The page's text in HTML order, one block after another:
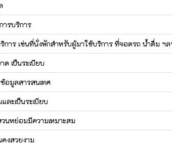
ารบริการ
การ เช่นที่นั่งพักสำหรับผู้มาใช้บริการ ที่จอดรถ น้ำดื่ม ฯล
เป็นระเบียบ
อมูลสารสนเทศ
ละเป็นระเบียบ
นหย่อมมีความเหมาะสม
งสวยงาม